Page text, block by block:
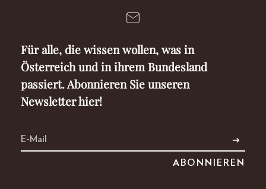
Für alle, die wissen wollen, was in
Österreich und in ihrem Bundesland
passiert. Abonnieren Sie unseren
Newsletter hier!